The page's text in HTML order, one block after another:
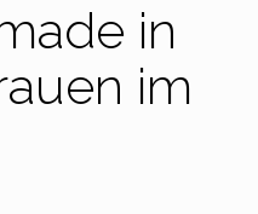
in
im